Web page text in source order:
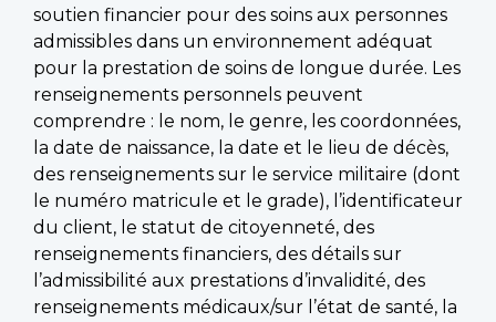
soutien financier pour des soins aux personnes
admissibles dans un environnement adéquat
pour la prestation de soins de longue durée. Les
renseignements personnels peuvent
comprendre : le nom, le genre, les coordonnées,
la date de naissance, la date et le lieu de décès,
des renseignements sur le service militaire (dont
le numéro matricule et le grade), l’identificateur
du client, le statut de citoyenneté, des
renseignements financiers, des détails sur
l’admissibilité aux prestations d’invalidité, des
renseignements médicaux/sur l’état de santé, la